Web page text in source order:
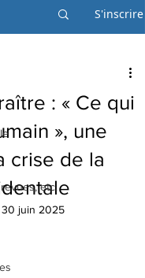
S'inscrire
etc.
: « Ce qui
», une
crise de la
30 juin 2025